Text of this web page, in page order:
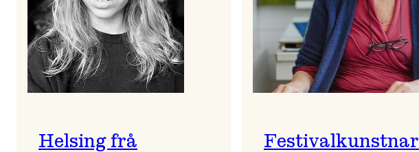
Helsing frå
Festivalkunstnar